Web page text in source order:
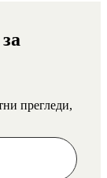
прегледи,